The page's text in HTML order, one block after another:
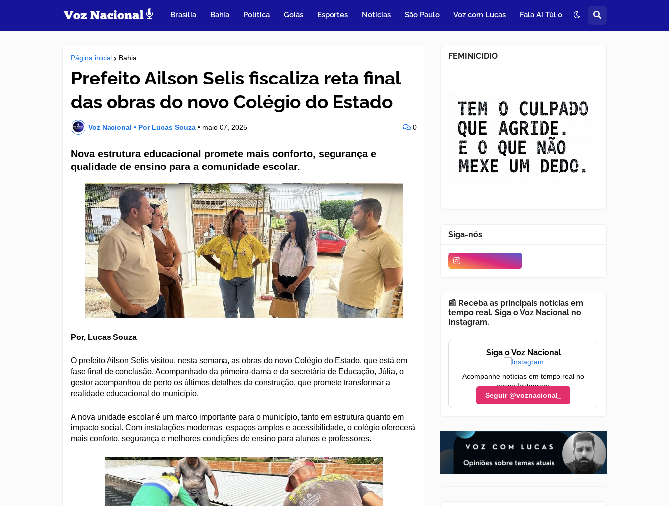
Brasília Bahia Política Goiás Esportes Notícias São Paulo Voz com Lucas Fala Aí Túlio
Página inicial Bahia
Prefeito Ailson Selis fiscaliza reta final
das obras do novo Colégio do Estado
Voz Nacional • Por Lucas Souza • maio 07, 2025 0
Nova estrutura educacional promete mais conforto, segurança e
qualidade de ensino para a comunidade escolar.
Por, Lucas Souza
O prefeito Ailson Selis visitou, nesta semana, as obras do novo Colégio do Estado, que está em
fase final de conclusão. Acompanhado da primeira-dama e da secretária de Educação, Júlia, o
gestor acompanhou de perto os últimos detalhes da construção, que promete transformar a
realidade educacional do município.
A nova unidade escolar é um marco importante para o município, tanto em estrutura quanto em
impacto social. Com instalações modernas, espaços amplos e acessibilidade, o colégio oferecerá
mais conforto, segurança e melhores condições de ensino para alunos e professores.
FEMINICIDIO
Siga-nós
📰 Receba as principais notícias em
tempo real. Siga o Voz Nacional no
Instagram.
Siga o Voz Nacional
Acompanhe notícias em tempo real no
nosso Instagram.
Seguir @voznacional_